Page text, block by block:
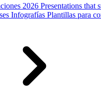
2026 Presentations that
Infografías Plantillas para